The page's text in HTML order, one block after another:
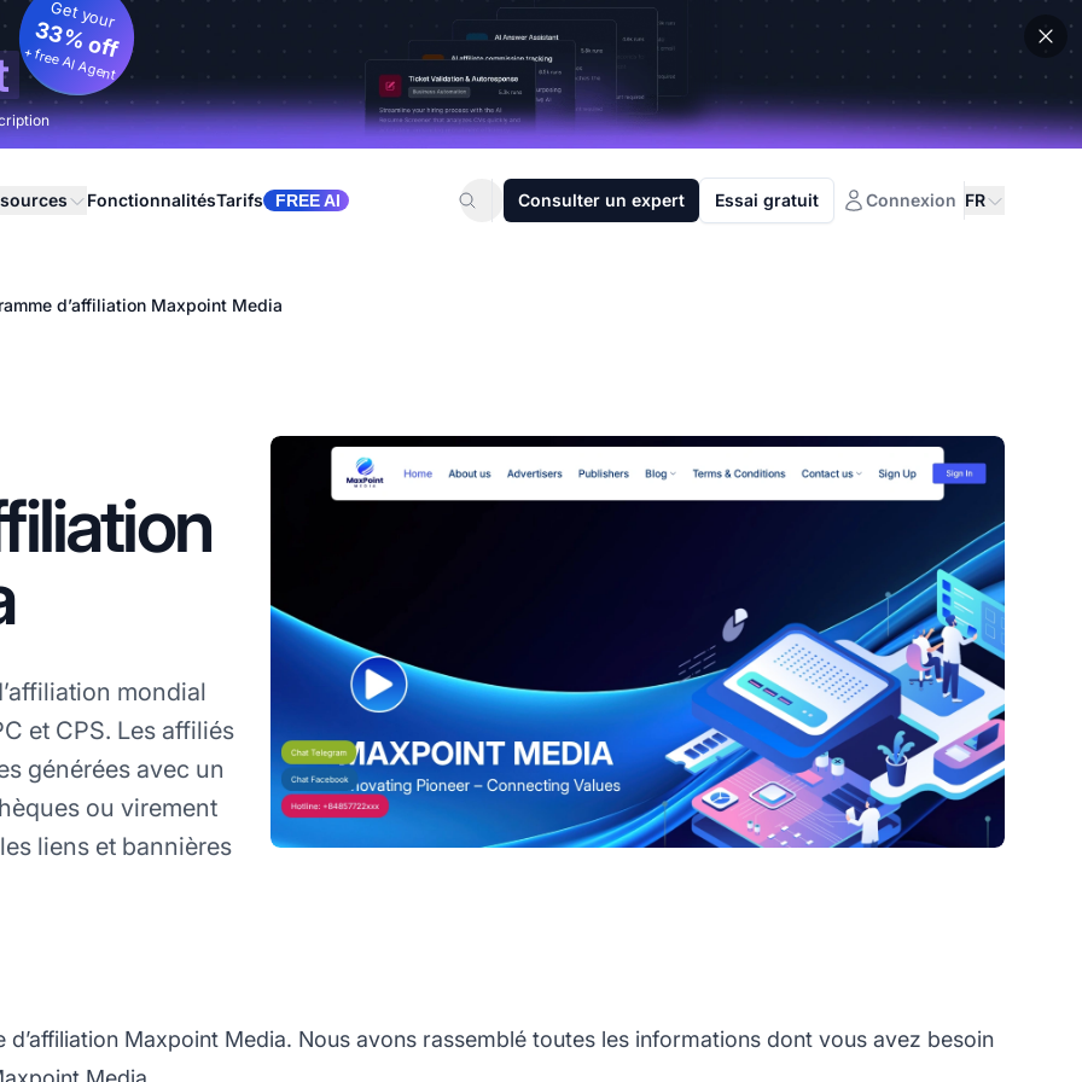
Get your
33% off
+ free AI Agent
FonctionnalitésTarifs FREE AI Consulter un expert Essai gratuit Connexion FR
d’affiliation Maxpoint Media
mondial
et CPS. Les affiliés
générées avec un
ou virement
liens et bannières
Maxpoint Media. Nous avons rassemblé toutes les informations dont vous avez besoin